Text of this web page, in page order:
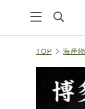
TOP 海産物